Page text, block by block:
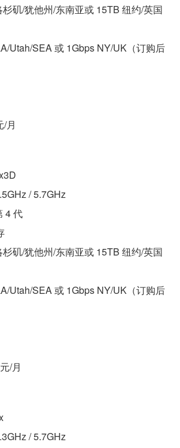
矶/犹他州/东南亚或 15TB 纽约/英国
Utah/SEA 或 1Gbps NY/UK（订购后
月
/ 5.7GHz
4 代
矶/犹他州/东南亚或 15TB 纽约/英国
Utah/SEA 或 1Gbps NY/UK（订购后
/月
/ 5.7GHz